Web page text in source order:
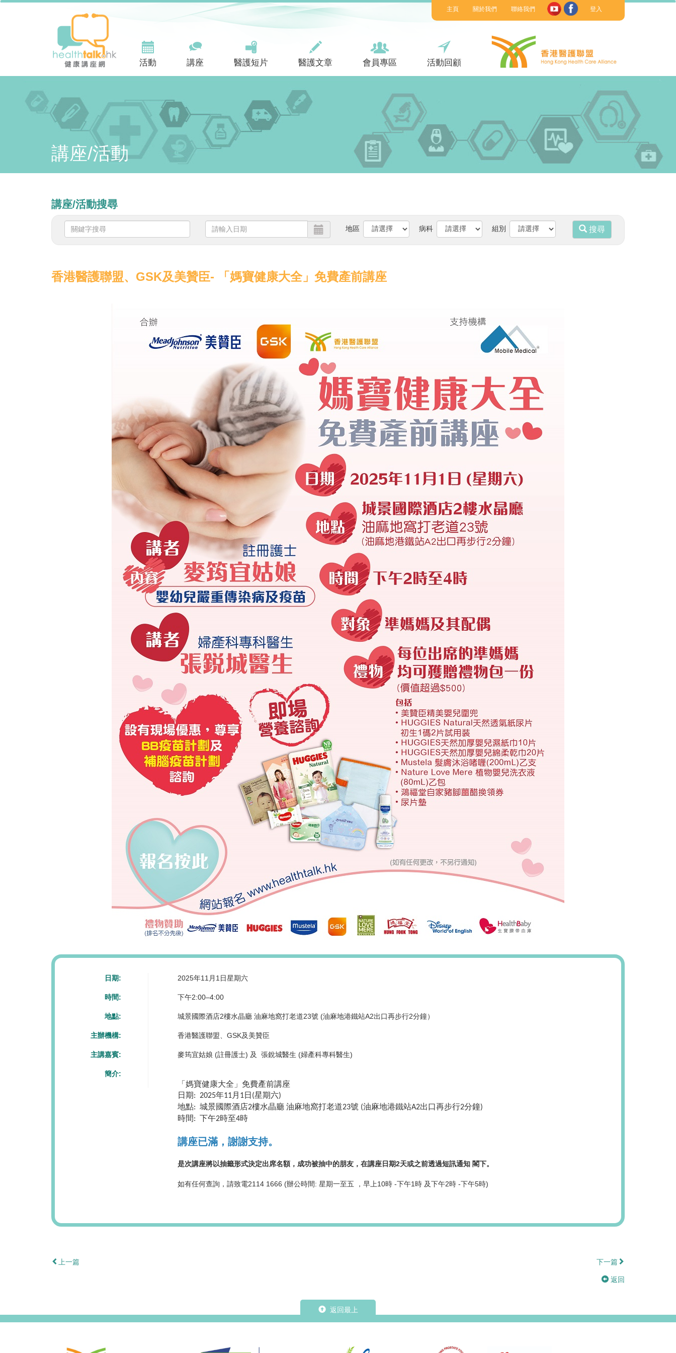
活動 講座 醫護短片 醫護文章 會員專區 活動回顧
主頁 關於我們 聯絡我們 登入
講座/活動
講座/活動搜尋
鍵
字
輸
入
地區 病科 組別 搜尋
香港醫護聯盟、GSK及美贊臣- 「媽寶健康大全」免費產前講座
日期: 2025年11月1日星期六
時間: 下午2:00–4:00
地點: 城景國際酒店2樓水晶廳 油麻地窩打老道23號 (油麻地港鐵站A2出口再步行2分鐘）
主辦機構: 香港醫護聯盟、GSK及美贊臣
主講嘉賓: 麥筠宜姑娘 (註冊護士) 及 張銳城醫生 (婦產科專科醫生)
簡介:
「媽寶健康大全」 免費產前講座
日期: 2025年11月 1日 (星期六)
地點:城景國際酒店2樓水晶廳 油麻地窩打老道23號 (油麻地港鐵站A2出口再步行2分鐘)
時間: 下午2時至4時
講座已滿，謝謝支持。
是次講座將以抽籤形式決定出席名額，成功被抽中的朋友，在講座日期2天或之前透過短訊通知 閣下。
如有任何查詢，請致電2114 1666 (辦公時間: 星期一至五 ，早上10時 -下午1時 及下午2時 -下午5時)
上一篇 下一篇
返回
返回最上